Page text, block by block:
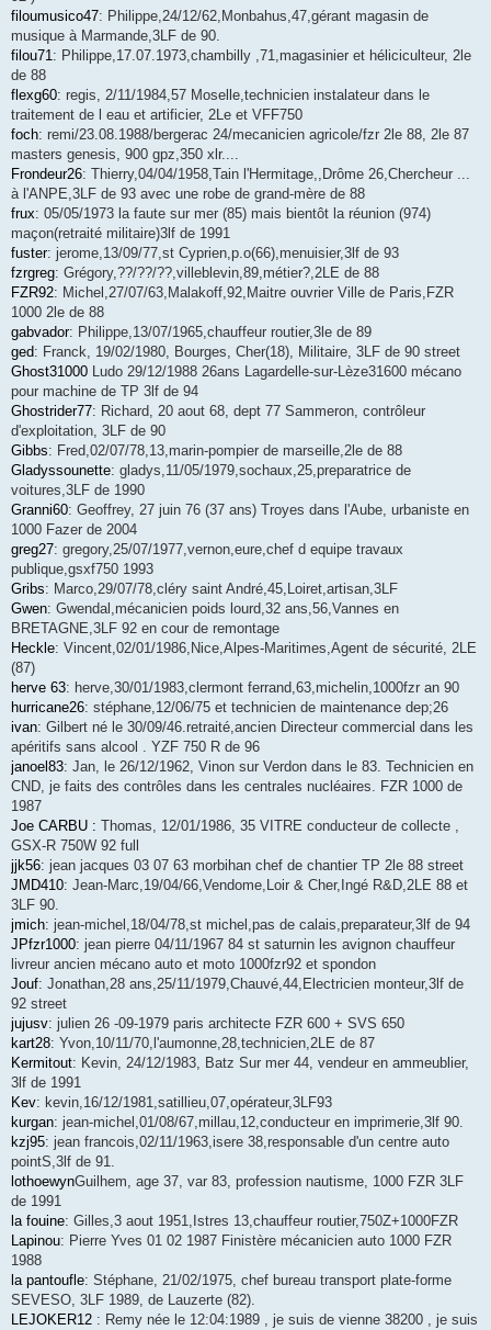
filoumusico47: Philippe,24/12/62,Monbahus,47,gérant magasin de
musique à Marmande,3LF de 90.
filou71: Philippe,17.07.1973,chambilly ,71,magasinier et héliciculteur, 2le
de 88
flexg60: regis, 2/11/1984,57 Moselle,technicien instalateur dans le
traitement de l eau et artificier, 2Le et VFF750
foch: remi/23.08.1988/bergerac 24/mecanicien agricole/fzr 2le 88, 2le 87
masters genesis, 900 gpz,350 xlr....
Frondeur26: Thierry,04/04/1958,Tain l'Hermitage,,Drôme 26,Chercheur ...
à l'ANPE,3LF de 93 avec une robe de grand-mère de 88
frux: 05/05/1973 la faute sur mer (85) mais bientôt la réunion (974)
maçon(retraité militaire)3lf de 1991
fuster: jerome,13/09/77,st Cyprien,p.o(66),menuisier,3lf de 93
fzrgreg: Grégory,??/??/??,villeblevin,89,métier?,2LE de 88
FZR92: Michel,27/07/63,Malakoff,92,Maitre ouvrier Ville de Paris,FZR
1000 2le de 88
gabvador: Philippe,13/07/1965,chauffeur routier,3le de 89
ged: Franck, 19/02/1980, Bourges, Cher(18), Militaire, 3LF de 90 street
Ghost31000 Ludo 29/12/1988 26ans Lagardelle-sur-Lèze31600 mécano
pour machine de TP 3lf de 94
Ghostrider77: Richard, 20 aout 68, dept 77 Sammeron, contrôleur
d'exploitation, 3LF de 90
Gibbs: Fred,02/07/78,13,marin-pompier de marseille,2le de 88
Gladyssounette: gladys,11/05/1979,sochaux,25,preparatrice de
voitures,3LF de 1990
Granni60: Geoffrey, 27 juin 76 (37 ans) Troyes dans l'Aube, urbaniste en
1000 Fazer de 2004
greg27: gregory,25/07/1977,vernon,eure,chef d equipe travaux
publique,gsxf750 1993
Gribs: Marco,29/07/78,cléry saint André,45,Loiret,artisan,3LF
Gwen: Gwendal,mécanicien poids lourd,32 ans,56,Vannes en
BRETAGNE,3LF 92 en cour de remontage
Heckle: Vincent,02/01/1986,Nice,Alpes-Maritimes,Agent de sécurité, 2LE
(87)
herve 63: herve,30/01/1983,clermont ferrand,63,michelin,1000fzr an 90
hurricane26: stéphane,12/06/75 et technicien de maintenance dep;26
ivan: Gilbert né le 30/09/46.retraité,ancien Directeur commercial dans les
apéritifs sans alcool . YZF 750 R de 96
janoel83: Jan, le 26/12/1962, Vinon sur Verdon dans le 83. Technicien en
CND, je faits des contrôles dans les centrales nucléaires. FZR 1000 de
1987
Joe CARBU : Thomas, 12/01/1986, 35 VITRE conducteur de collecte ,
GSX-R 750W 92 full
jjk56: jean jacques 03 07 63 morbihan chef de chantier TP 2le 88 street
JMD410: Jean-Marc,19/04/66,Vendome,Loir & Cher,Ingé R&D,2LE 88 et
3LF 90.
jmich: jean-michel,18/04/78,st michel,pas de calais,preparateur,3lf de 94
JPfzr1000: jean pierre 04/11/1967 84 st saturnin les avignon chauffeur
livreur ancien mécano auto et moto 1000fzr92 et spondon
Jouf: Jonathan,28 ans,25/11/1979,Chauvé,44,Electricien monteur,3lf de
92 street
jujusv: julien 26 -09-1979 paris architecte FZR 600 + SVS 650
kart28: Yvon,10/11/70,l'aumonne,28,technicien,2LE de 87
Kermitout: Kevin, 24/12/1983, Batz Sur mer 44, vendeur en ammeublier,
3lf de 1991
Kev: kevin,16/12/1981,satillieu,07,opérateur,3LF93
kurgan: jean-michel,01/08/67,millau,12,conducteur en imprimerie,3lf 90.
kzj95: jean francois,02/11/1963,isere 38,responsable d'un centre auto
pointS,3lf de 91.
lothoewynGuilhem, age 37, var 83, profession nautisme, 1000 FZR 3LF
de 1991
la fouine: Gilles,3 aout 1951,Istres 13,chauffeur routier,750Z+1000FZR
Lapinou: Pierre Yves 01 02 1987 Finistère mécanicien auto 1000 FZR
1988
la pantoufle: Stéphane, 21/02/1975, chef bureau transport plate-forme
SEVESO, 3LF 1989, de Lauzerte (82).
LEJOKER12 : Remy née le 12:04:1989 , je suis de vienne 38200 , je suis